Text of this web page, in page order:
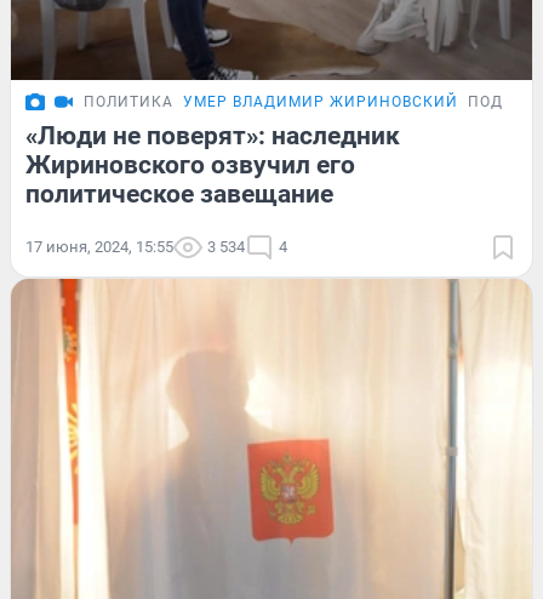
ПОЛИТИКА УМЕР ВЛАДИМИР ЖИРИНОВСКИЙ
«Люди не поверят»: наследник
Жириновского озвучил его
политическое завещание
17 июня, 2024, 15:55 3 534 4